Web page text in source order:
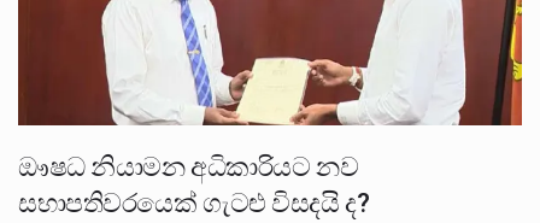
ඖෂධ නියාමන අධිකාරියට නව
සභාපතිවරයෙක් ගැටළු විසදයි ද?